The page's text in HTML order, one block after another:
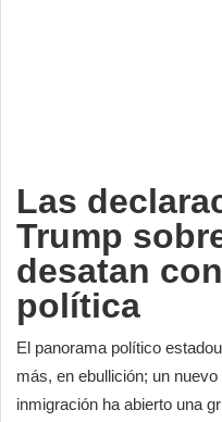
Las
Trump
desatan
política
El panorama político
más, en ebullición; un
inmigración ha abierto una